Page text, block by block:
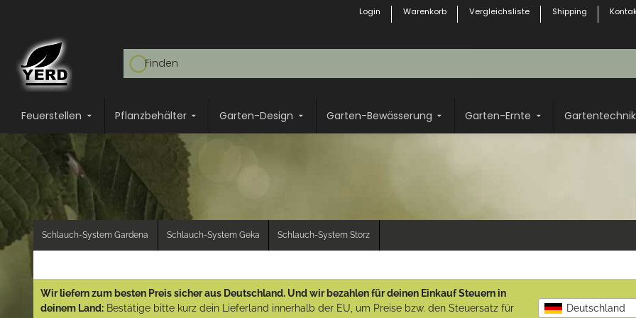
Login Warenkorb Vergleichsliste Shipping
Feuerstellen Pflanzbehälter Garten-Design Garten-Bewässerung Garten-Ernte Gartentechnik
Schlauch-System Gardena Schlauch-System Geka Schlauch-System Storz
Wir liefern zum besten Preis sicher aus Deutschland. Und wir bezahlen für deinen Einkauf Steuern in
deinem Land: Bestätige bitte kurz dein Lieferland innerhalb der EU, um Preise bzw. den Steuersatz für
Deutschland